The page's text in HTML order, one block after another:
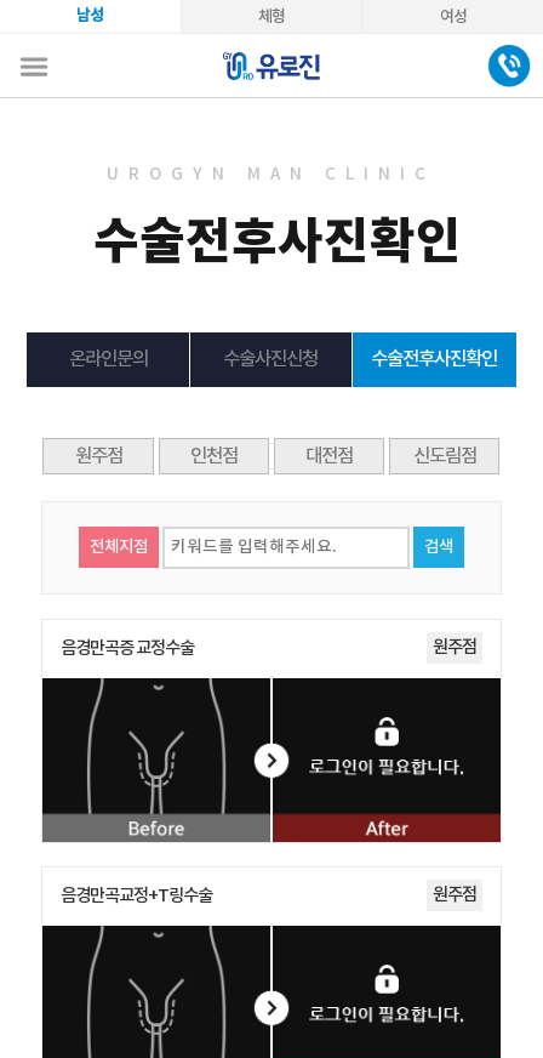
남성 체형 여성
UROGYN MAN CLINIC
수술전후사진확인
온라인문의 수술사진신청 수술전후사진확인
원주점 인천점 대전점 신도림점
전체지점 검색
음경만곡증 교정수술 원주점
음경만곡교정+T링수술 원주점